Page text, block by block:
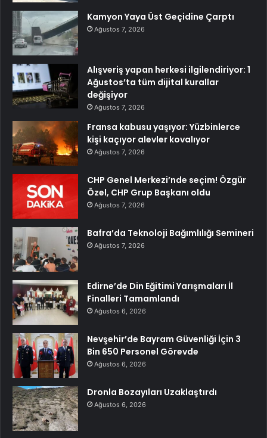
Kamyon Yaya Üst Geçidine Çarptı
Ağustos 7, 2026
Alışveriş yapan herkesi ilgilendiriyor: 1
Ağustos’ta tüm dijital kurallar
değişiyor
Ağustos 7, 2026
Fransa kabusu yaşıyor: Yüzbinlerce
kişi kaçıyor alevler kovalıyor
Ağustos 7, 2026
CHP Genel Merkezi’nde seçim! Özgür
Özel, CHP Grup Başkanı oldu
Ağustos 7, 2026
Bafra’da Teknoloji Bağımlılığı Semineri
Ağustos 7, 2026
Edirne’de Din Eğitimi Yarışmaları İl
Finalleri Tamamlandı
Ağustos 6, 2026
Nevşehir’de Bayram Güvenliği İçin 3
Bin 650 Personel Görevde
Ağustos 6, 2026
Dronla Bozayıları Uzaklaştırdı
Ağustos 6, 2026